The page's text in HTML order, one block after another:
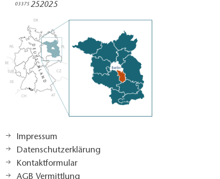
03375252025​
Impressum
Datenschutzerklärung
Kontaktformular
AGB Vermittlung